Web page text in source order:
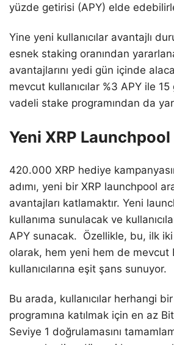
yüzde getirisi (APY) elde
Yine yeni kullanıcılar avantajlı
esnek staking oranından
avantajlarını yedi gün içinde
mevcut kullanıcılar %3 APY ile
vadeli stake programından da
Yeni XRP Launchpool
420.000 XRP hediye
adımı, yeni bir XRP launchpool
avantajları katlamaktır. Yeni
kullanıma sunulacak ve
APY sunacak. Özellikle, bu, ilk iki
olarak, hem yeni hem de mevcut
kullanıcılarına eşit şans sunuyor.
Bu arada, kullanıcılar herhangi
programına katılmak için en az
Seviye 1 doğrulamasını